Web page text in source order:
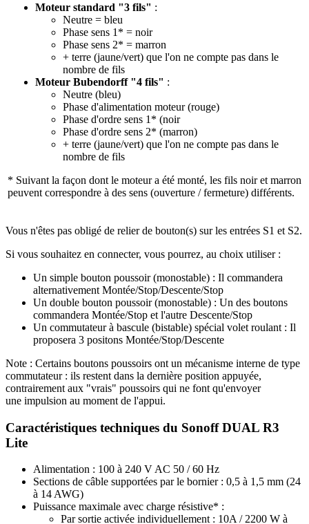
Moteur standard "3 fils" :
Neutre = bleu
Phase sens 1* = noir
Phase sens 2* = marron
+ terre (jaune/vert) que l'on ne compte pas dans le
nombre de fils
Moteur Bubendorff "4 fils" :
Neutre (bleu)
Phase d'alimentation moteur (rouge)
Phase d'ordre sens 1* (noir
Phase d'ordre sens 2* (marron)
+ terre (jaune/vert) que l'on ne compte pas dans le
nombre de fils
* Suivant la façon dont le moteur a été monté, les fils noir et marron
peuvent correspondre à des sens (ouverture / fermeture) différents.
Vous n'êtes pas obligé de relier de bouton(s) sur les entrées S1 et S2.
Si vous souhaitez en connecter, vous pourrez, au choix utiliser :
Un simple bouton poussoir (monostable) : Il commandera
alternativement Montée/Stop/Descente/Stop
Un double bouton poussoir (monostable) : Un des boutons
commandera Montée/Stop et l'autre Descente/Stop
Un commutateur à bascule (bistable) spécial volet roulant : Il
proposera 3 positons Montée/Stop/Descente
Note : Certains boutons poussoirs ont un mécanisme interne de type
commutateur : ils restent dans la dernière position appuyée,
contrairement aux "vrais" poussoirs qui ne font qu'envoyer
une impulsion au moment de l'appui.
Caractéristiques techniques du Sonoff DUAL R3
Lite
Alimentation : 100 à 240 V AC 50 / 60 Hz
Sections de câble supportées par le bornier : 0,5 à 1,5 mm (24
à 14 AWG)
Puissance maximale avec charge résistive* :
Par sortie activée individuellement : 10A / 2200 W à